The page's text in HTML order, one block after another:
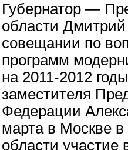
Губернатор —
области
совещании по
программ
на 2011-2012
заместителя
Федерации
марта в Москве
области